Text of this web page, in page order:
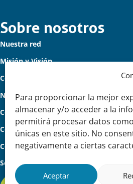
Para proporcionar la mejor
almacenar y/o acceder a la
permitirá procesar datos
únicas en este sitio. No
negativamente a ciertas
Aceptar
Links
importantes
Sobre nosotros
Nuestra red
Misión y Visión
Cómo trabajamos
Nuestra historia
Conozca a nuestro equipo
Colaboran con nosotros
Contacto
Seguinos